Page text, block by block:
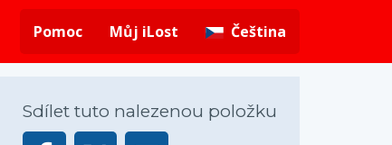
Pomoc
Můj iLost Čeština
Sdílet tuto nalezenou položku